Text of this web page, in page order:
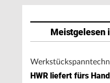
Meistgelesen
HWR liefert fürs